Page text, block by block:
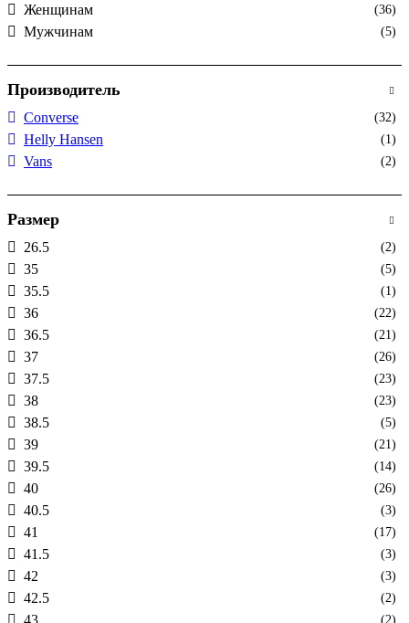
Женщинам (36)
Мужчинам (5)
Производитель
Converse (32)
Helly Hansen (1)
Vans (2)
Размер
26.5 (2)
35 (5)
35.5 (1)
36 (22)
36.5 (21)
37 (26)
37.5 (23)
38 (23)
38.5 (5)
39 (21)
39.5 (14)
40 (26)
40.5 (3)
41 (17)
41.5 (3)
42 (3)
42.5 (2)
43 (2)